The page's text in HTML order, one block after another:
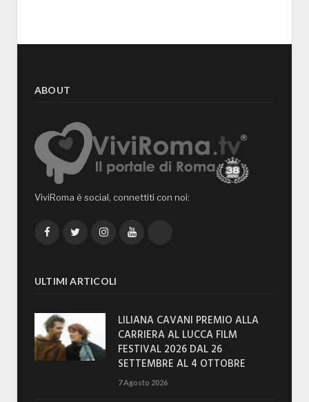
ABOUT
ViviRoma è social, connettiti con noi:
FacebookTwitterInstagramYouTube
ULTIMI ARTICOLI
LILIANA CAVANI PREMIO ALLA
CARRIERA AL LUCCA FILM
FESTIVAL 2026 DAL 26
SETTEMBRE AL 4 OTTOBRE
7 Agosto 2026